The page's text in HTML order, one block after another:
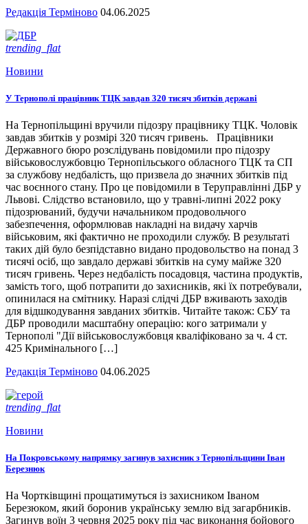
Редакція Терміново 04.06.2025
trending_flat
Новини
У Тернополі працівник ТЦК завдав 320 тисяч збитків державі
На Тернопільщині вручили підозру працівнику ТЦК. Чоловік
завдав збитків у розмірі 320 тисяч гривень. Працівники
Державного бюро розслідувань повідомили про підозру
військовослужбовцю Тернопільського обласного ТЦК та СП
за службову недбалість, що призвела до значних збитків під
час воєнного стану. Про це повідомили в Теруправлінні ДБР у
Львові. Слідство встановило, що у травні-липні 2022 року
підозрюваний, будучи начальником продовольчого
забезпечення, оформлював накладні на видачу харчів
військовим, які фактично не проходили службу. В результаті
таких дій було безпідставно видано продовольство на понад 3
тисячі осіб, що завдало державі збитків на суму майже 320
тисяч гривень. Через недбалість посадовця, частина продуктів,
замість того, щоб потрапити до захисників, які їх потребували,
опинилася на смітнику. Наразі слідчі ДБР вживають заходів
для відшкодування завданих збитків. Читайте також: СБУ та
ДБР проводили масштабну операцію: кого затримали у
Тернополі "Дії військовослужбовця кваліфіковано за ч. 4 ст.
425 Кримінального […]
Редакція Терміново 04.06.2025
trending_flat
Новини
На Покровському напрямку загинув захисник з Тернопільщини Іван
Березнюк
На Чортківщині прощатимуться із захисником Іваном
Березюком, який боронив українську землю від загарбників.
Загинув воїн 3 червня 2025 року під час виконання бойового